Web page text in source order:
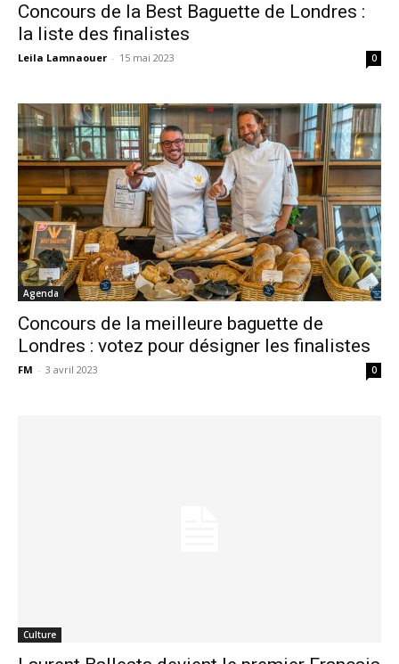
Concours de la Best Baguette de Londres :
la liste des finalistes
Leila Lamnaouer - 15 mai 2023 0
Agenda
Concours de la meilleure baguette de
Londres : votez pour désigner les finalistes
FM - 3 avril 2023 0
Culture